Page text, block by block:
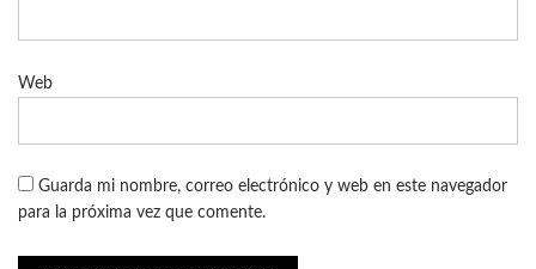
Web
Guarda mi nombre, correo electrónico y web en este navegador
para la próxima vez que comente.